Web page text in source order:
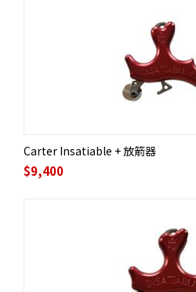
Carter Insatiable + 放箭器
$9,400